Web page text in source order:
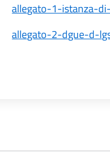
allegato-1-istanza-
allegato-2-dgue-d-